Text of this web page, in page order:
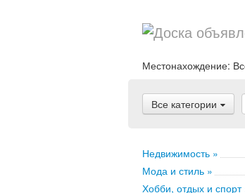
Местонахождение:
Все категории
Недвижимость »
Мода и стиль »
Хобби, отдых и спорт